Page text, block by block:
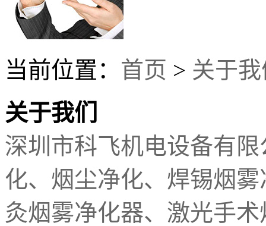
当前位置： 首页 > 关于
关于我们
深圳市科飞机电设备有
化、烟尘净化、焊锡烟
灸烟雾净化器、激光手